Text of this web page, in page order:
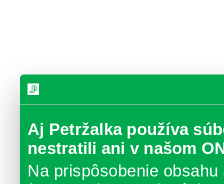
Aj Petržalka používa
nestratili ani v našom
Na prispôsobenie